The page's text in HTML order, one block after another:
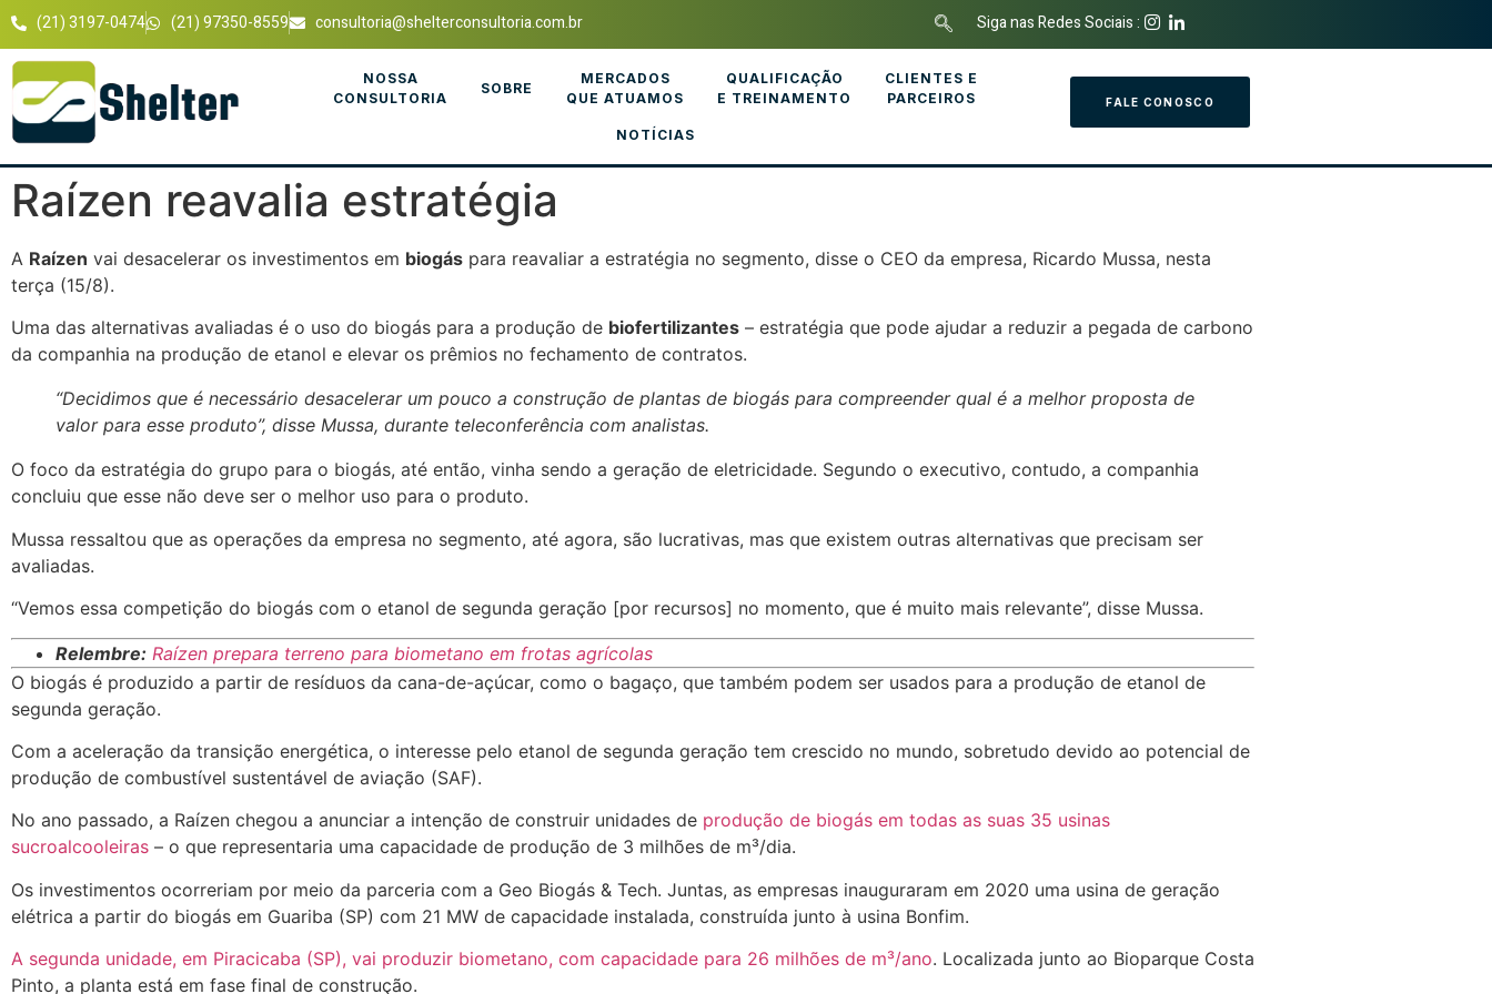
(21) 3197-0474 (21) 97350-8559 consultoria@shelterconsultoria.com.br Siga nas Redes Sociais :
NOSSA
CONSULTORIA
SOBRE
MERCADOS
QUE ATUAMOS
QUALIFICAÇÃO
E TREINAMENTO
CLIENTES E
PARCEIROS
NOTÍCIAS
FALE CONOSCO
Raízen reavalia estratégia
A Raízen vai desacelerar os investimentos em biogás para reavaliar a estratégia no segmento, disse o CEO da empresa, Ricardo Mussa, nesta
terça (15/8).
Uma das alternativas avaliadas é o uso do biogás para a produção de biofertilizantes – estratégia que pode ajudar a reduzir a pegada de carbono
da companhia na produção de etanol e elevar os prêmios no fechamento de contratos.
“Decidimos que é necessário desacelerar um pouco a construção de plantas de biogás para compreender qual é a melhor proposta de
valor para esse produto”, disse Mussa, durante teleconferência com analistas.
O foco da estratégia do grupo para o biogás, até então, vinha sendo a geração de eletricidade. Segundo o executivo, contudo, a companhia
concluiu que esse não deve ser o melhor uso para o produto.
Mussa ressaltou que as operações da empresa no segmento, até agora, são lucrativas, mas que existem outras alternativas que precisam ser
avaliadas.
“Vemos essa competição do biogás com o etanol de segunda geração [por recursos] no momento, que é muito mais relevante”, disse Mussa.
Relembre: Raízen prepara terreno para biometano em frotas agrícolas
O biogás é produzido a partir de resíduos da cana-de-açúcar, como o bagaço, que também podem ser usados para a produção de etanol de
segunda geração.
Com a aceleração da transição energética, o interesse pelo etanol de segunda geração tem crescido no mundo, sobretudo devido ao potencial de
produção de combustível sustentável de aviação (SAF).
No ano passado, a Raízen chegou a anunciar a intenção de construir unidades de produção de biogás em todas as suas 35 usinas
sucroalcooleiras – o que representaria uma capacidade de produção de 3 milhões de m³/dia.
Os investimentos ocorreriam por meio da parceria com a Geo Biogás & Tech. Juntas, as empresas inauguraram em 2020 uma usina de geração
elétrica a partir do biogás em Guariba (SP) com 21 MW de capacidade instalada, construída junto à usina Bonfim.
A segunda unidade, em Piracicaba (SP), vai produzir biometano, com capacidade para 26 milhões de m³/ano. Localizada junto ao Bioparque Costa
Pinto, a planta está em fase final de construção.